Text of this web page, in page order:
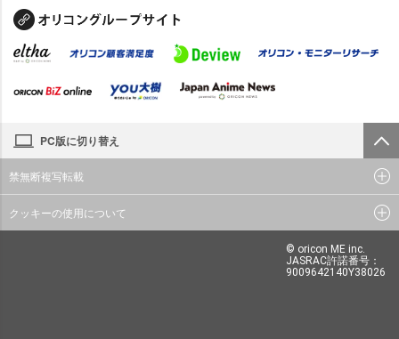
PC版に切り替え
禁無断複写転載
クッキーの使用について
© oricon ME inc.
JASRAC許諾番号：
9009642140Y38026